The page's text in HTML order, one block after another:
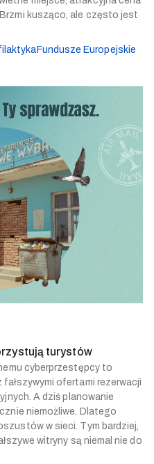
kusząco, ale często jest
Fundusze Europejskie
turystów
cyberprzestępcy to
ofertami rezerwacji
A dziś planowanie
niemożliwe. Dlatego
w sieci. Tym bardziej,
witryny są niemal nie do